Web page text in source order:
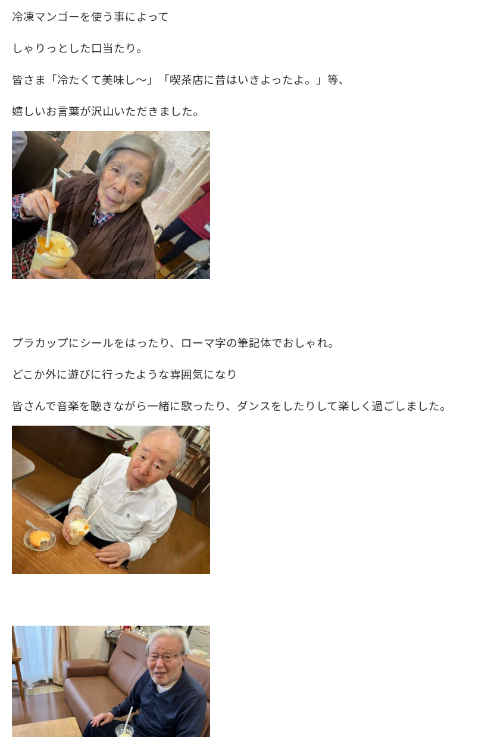
冷凍マンゴーを使う事によって
しゃりっとした口当たり。
皆さま「冷たくて美味し～」「喫茶店に昔はいきよったよ。」等、
嬉しいお言葉が沢山いただきました。
プラカップにシールをはったり、ローマ字の筆記体でおしゃれ。
どこか外に遊びに行ったような雰囲気になり
皆さんで音楽を聴きながら一緒に歌ったり、ダンスをしたりして楽しく過ごしました。